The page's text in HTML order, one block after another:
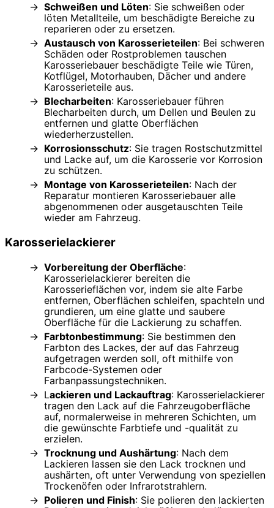
Schweißen und Löten: Sie schweißen oder
löten Metallteile, um beschädigte Bereiche zu
reparieren oder zu ersetzen.
Austausch von Karosserieteilen: Bei schweren
Schäden oder Rostproblemen tauschen
Karosseriebauer beschädigte Teile wie Türen,
Kotflügel, Motorhauben, Dächer und andere
Karosserieteile aus.
Blecharbeiten: Karosseriebauer führen
Blecharbeiten durch, um Dellen und Beulen zu
entfernen und glatte Oberflächen
wiederherzustellen.
Korrosionsschutz: Sie tragen Rostschutzmittel
und Lacke auf, um die Karosserie vor Korrosion
zu schützen.
Montage von Karosserieteilen: Nach der
Reparatur montieren Karosseriebauer alle
abgenommenen oder ausgetauschten Teile
wieder am Fahrzeug.
Karosserielackierer
Vorbereitung der Oberfläche:
Karosserielackierer bereiten die
Karosserieflächen vor, indem sie alte Farbe
entfernen, Oberflächen schleifen, spachteln und
grundieren, um eine glatte und saubere
Oberfläche für die Lackierung zu schaffen.
Farbtonbestimmung: Sie bestimmen den
Farbton des Lackes, der auf das Fahrzeug
aufgetragen werden soll, oft mithilfe von
Farbcode-Systemen oder
Farbanpassungstechniken.
Lackieren und Lackauftrag: Karosserielackierer
tragen den Lack auf die Fahrzeugoberfläche
auf, normalerweise in mehreren Schichten, um
die gewünschte Farbtiefe und -qualität zu
erzielen.
Trocknung und Aushärtung: Nach dem
Lackieren lassen sie den Lack trocknen und
aushärten, oft unter Verwendung von speziellen
Trockenöfen oder Infrarotstrahlern.
Polieren und Finish: Sie polieren den lackierten